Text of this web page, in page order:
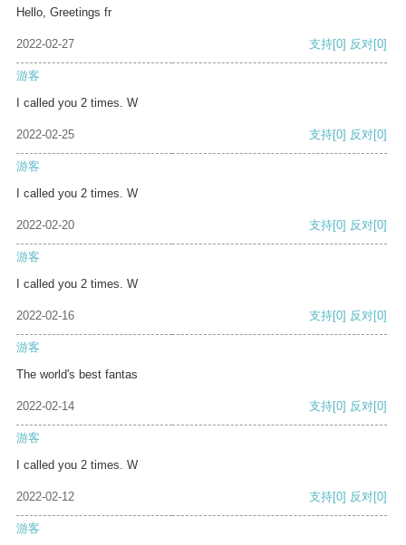
Hello, Greetings fr
2022-02-27 支持[0] 反对[0]
游客
I called you 2 times. W
2022-02-25 支持[0] 反对[0]
游客
I called you 2 times. W
2022-02-20 支持[0] 反对[0]
游客
I called you 2 times. W
2022-02-16 支持[0] 反对[0]
游客
The world's best fantas
2022-02-14 支持[0] 反对[0]
游客
I called you 2 times. W
2022-02-12 支持[0] 反对[0]
游客